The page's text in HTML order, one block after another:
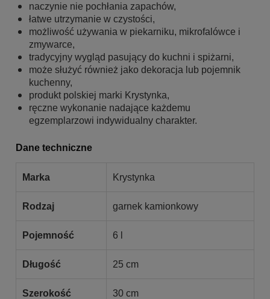
naczynie nie pochłania zapachów,
łatwe utrzymanie w czystości,
możliwość używania w piekarniku, mikrofalówce i
zmywarce,
tradycyjny wygląd pasujący do kuchni i spiżarni,
może służyć również jako dekoracja lub pojemnik
kuchenny,
produkt polskiej marki Krystynka,
ręczne wykonanie nadające każdemu
egzemplarzowi indywidualny charakter.
Dane techniczne
Marka Krystynka
Rodzaj garnek kamionkowy
Pojemność 6 l
Długość 25 cm
Szerokość 30 cm